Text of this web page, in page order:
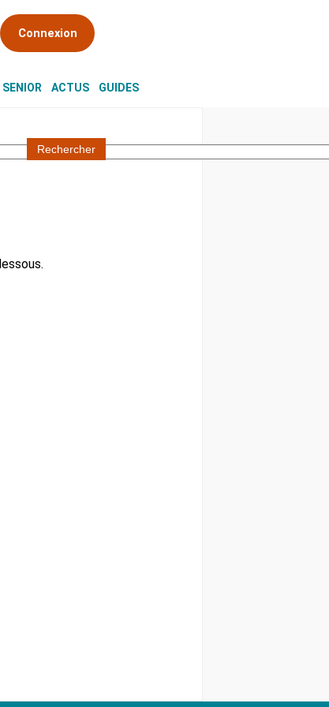
Connexion
ACTUS GUIDES